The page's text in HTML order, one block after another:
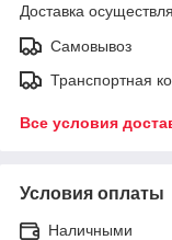
Доставка
Самовывоз
Транспортная
Все условия
Условия оплаты
Наличными